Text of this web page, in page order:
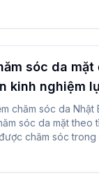
có thể bình tĩnh và
sóc da mặt
kinh nghiệm
chăm sóc da Nhật
sóc da mặt theo
chăm sóc trong
nhàng. Bằng cách